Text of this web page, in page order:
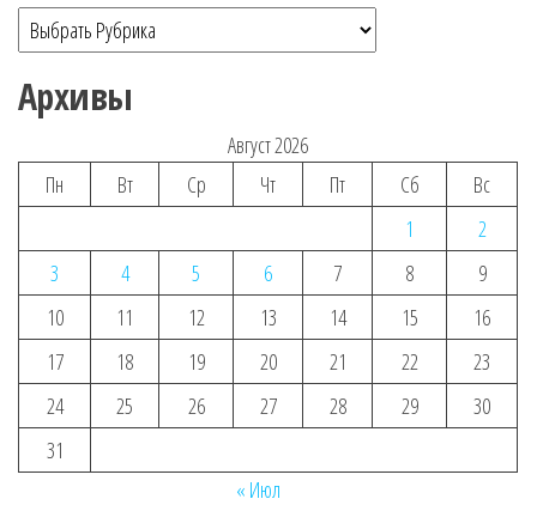
Архивы
Август 2026
Пн
Вт Ср Чт Пт Сб
Вс
1
2
3
4 5 6 7 8
9
10
11 12 13 14 15
16
17
18 19 20 21 22
23
24
25 26 27 28 29
30
31
« Июл